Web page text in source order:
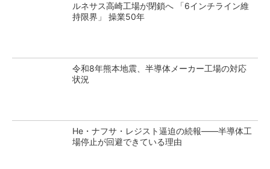
ルネサス高崎工場が閉鎖へ 「6インチライン維
持限界」 操業50年
令和8年熊本地震、半導体メーカー工場の対応
状況
He・ナフサ・レジスト逼迫の続報――半導体工
場停止が回避できている理由